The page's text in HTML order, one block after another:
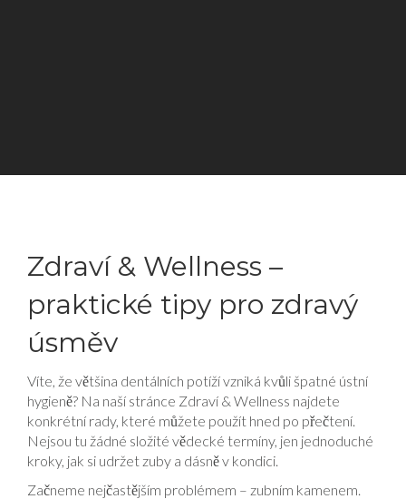
Zdraví & Wellness –
praktické tipy pro zdravý
úsměv
Víte, že většina dentálních potíží vzniká kvůli špatné ústní
hygieně? Na naší stránce Zdraví & Wellness najdete
konkrétní rady, které můžete použít hned po přečtení.
Nejsou tu žádné složité vědecké termíny, jen jednoduché
kroky, jak si udržet zuby a dásně v kondici.
Začneme nejčastějším problémem – zubním kamenem.